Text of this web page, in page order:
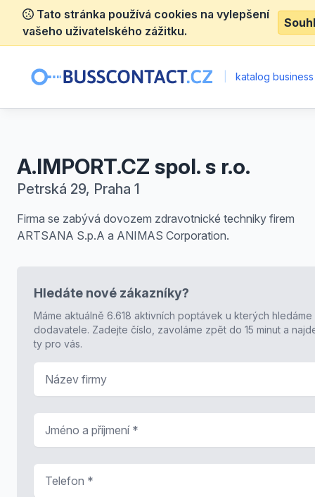
Tato stránka používá cookies na vylepšení
vašeho uživatelského zážitku.
katalog
A.IMPORT.CZ spol. s r.o.
Petrská 29, Praha 1
Firma se zabývá dovozem zdravotnické techniky firem
ARTSANA S.p.A a ANIMAS Corporation.
Hledáte nové zákazníky?
Máme aktuálně 6.618 aktivních poptávek u kterých hledáme
dodavatele. Zadejte číslo, zavoláme zpět do 15 minut a
ty pro vás.